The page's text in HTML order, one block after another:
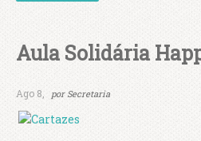
Aula Solidária
Ago 8, por Secretaria